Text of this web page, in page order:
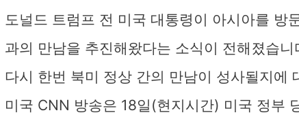
도널드 트럼프 전 미국 대통령이 아시아를 방
과의 만남을 추진해왔다는 소식이 전해졌습
다시 한번 북미 정상 간의 만남이 성사될지에
미국 CNN 방송은 18일(현지시간) 미국 정부